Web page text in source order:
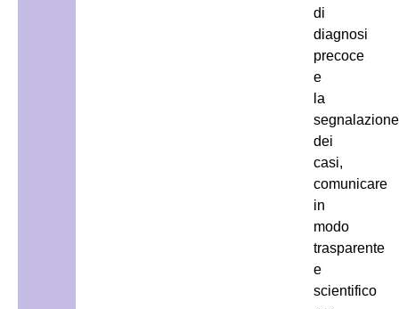
di
diagnosi
precoce
e
la
segnalazione
dei
casi,
comunicare
in
modo
trasparente
e
scientifico